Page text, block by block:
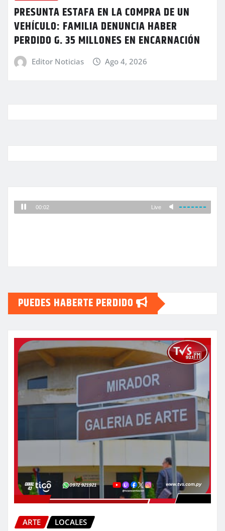
PRESUNTA ESTAFA EN LA COMPRA DE UN
VEHÍCULO: FAMILIA DENUNCIA HABER
PERDIDO G. 35 MILLONES EN ENCARNACIÓN
Editor Noticias Ago 4, 2026
PUEDES HABERTE PERDIDO
ARTE LOCALES